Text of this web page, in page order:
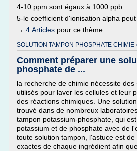
4-10 ppm sont égaux à 1000 ppb.
5-le coefficient d'ionisation alpha
→ 4 Articles pour ce thème
SOLUTION TAMPON PHOSPHATE CHIMIE
Comment préparer une
phosphate de ...
la recherche de chimie nécessite des
utilisés pour laver les cellules et leur
des réactions chimiques. Une
trouvé dans de nombreux
tampon potassium-phosphate, qui
potassium et de phosphate avec de
toute solution tampon, l'astuce est de
exactes de chaque ingrédient afin